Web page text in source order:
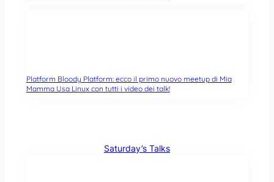
Platform Bloody Platform: ecco il primo nuovo meetup di Mia
Mamma Usa Linux con tutti i video dei talk!
Saturday’s Talks